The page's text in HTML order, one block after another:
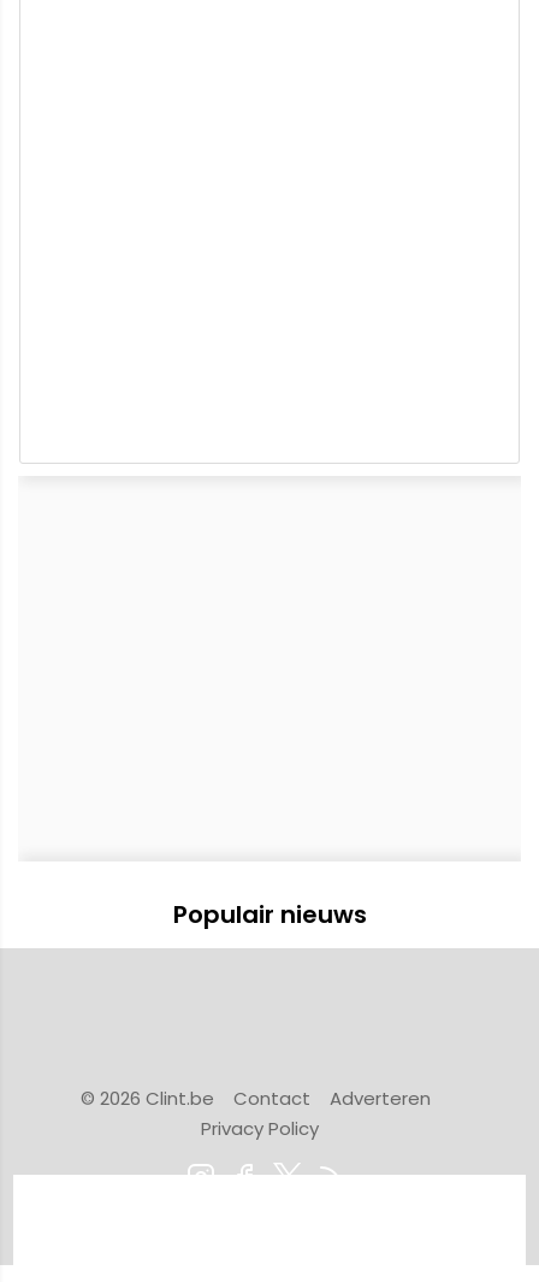
Populair nieuws
© 2026 Clint.be Contact
Adverteren
Privacy Policy